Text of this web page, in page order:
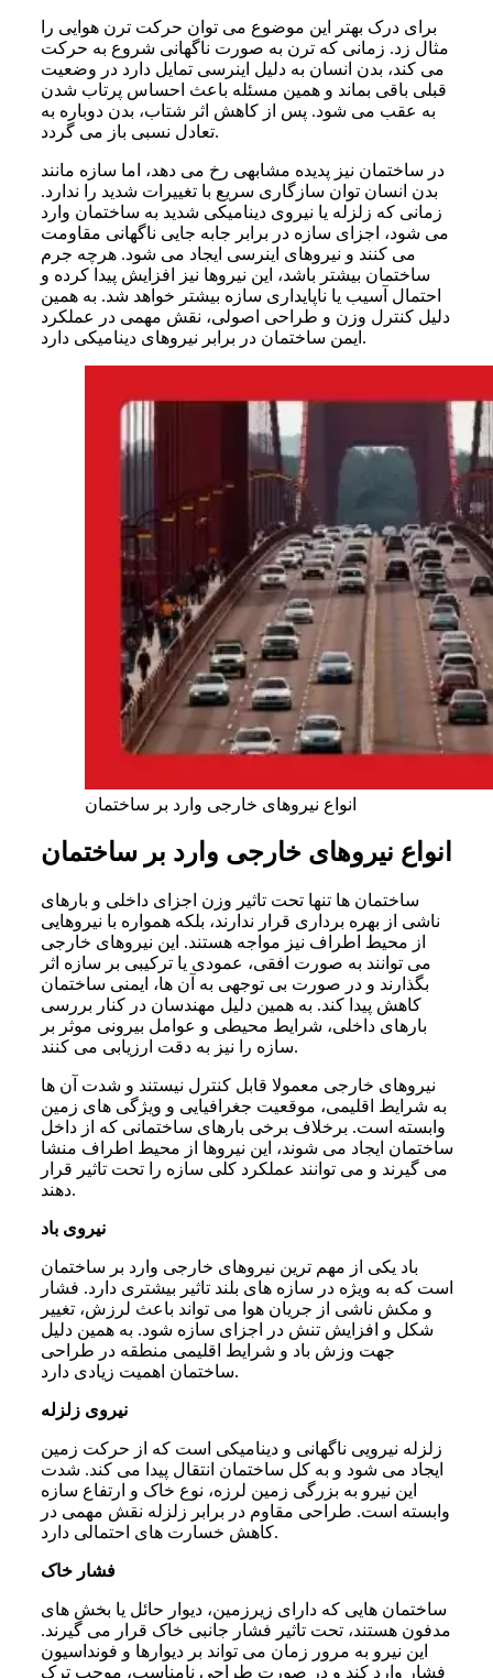
برای درک بهتر این موضوع می توان حرکت ترن هوایی را
مثال زد. زمانی که ترن به صورت ناگهانی شروع به حرکت
می کند، بدن انسان به دلیل اینرسی تمایل دارد در وضعیت
قبلی باقی بماند و همین مسئله باعث احساس پرتاب شدن
به عقب می شود. پس از کاهش اثر شتاب، بدن دوباره به
تعادل نسبی باز می گردد.
در ساختمان نیز پدیده مشابهی رخ می دهد، اما سازه مانند
بدن انسان توان سازگاری سریع با تغییرات شدید را ندارد.
زمانی که زلزله یا نیروی دینامیکی شدید به ساختمان وارد
می شود، اجزای سازه در برابر جابه جایی ناگهانی مقاومت
می کنند و نیروهای اینرسی ایجاد می شود. هرچه جرم
ساختمان بیشتر باشد، این نیروها نیز افزایش پیدا کرده و
احتمال آسیب یا ناپایداری سازه بیشتر خواهد شد. به همین
دلیل کنترل وزن و طراحی اصولی، نقش مهمی در عملکرد
ایمن ساختمان در برابر نیروهای دینامیکی دارد.
انواع نیروهای خارجی وارد بر ساختمان
انواع نیروهای خارجی وارد بر ساختمان
ساختمان ها تنها تحت تاثیر وزن اجزای داخلی و بارهای
ناشی از بهره برداری قرار ندارند، بلکه همواره با نیروهایی
از محیط اطراف نیز مواجه هستند. این نیروهای خارجی
می توانند به صورت افقی، عمودی یا ترکیبی بر سازه اثر
بگذارند و در صورت بی توجهی به آن ها، ایمنی ساختمان
کاهش پیدا کند. به همین دلیل مهندسان در کنار بررسی
بارهای داخلی، شرایط محیطی و عوامل بیرونی موثر بر
سازه را نیز به دقت ارزیابی می کنند.
نیروهای خارجی معمولا قابل کنترل نیستند و شدت آن ها
به شرایط اقلیمی، موقعیت جغرافیایی و ویژگی های زمین
وابسته است. برخلاف برخی بارهای ساختمانی که از داخل
ساختمان ایجاد می شوند، این نیروها از محیط اطراف منشا
می گیرند و می توانند عملکرد کلی سازه را تحت تاثیر قرار
دهند.
نیروی باد
باد یکی از مهم ترین نیروهای خارجی وارد بر ساختمان
است که به ویژه در سازه های بلند تاثیر بیشتری دارد. فشار
و مکش ناشی از جریان هوا می تواند باعث لرزش، تغییر
شکل و افزایش تنش در اجزای سازه شود. به همین دلیل
جهت وزش باد و شرایط اقلیمی منطقه در طراحی
ساختمان اهمیت زیادی دارد.
نیروی زلزله
زلزله نیرویی ناگهانی و دینامیکی است که از حرکت زمین
ایجاد می شود و به کل ساختمان انتقال پیدا می کند. شدت
این نیرو به بزرگی زمین لرزه، نوع خاک و ارتفاع سازه
وابسته است. طراحی مقاوم در برابر زلزله نقش مهمی در
کاهش خسارت های احتمالی دارد.
فشار خاک
ساختمان هایی که دارای زیرزمین، دیوار حائل یا بخش های
مدفون هستند، تحت تاثیر فشار جانبی خاک قرار می گیرند.
این نیرو به مرور زمان می تواند بر دیوارها و فونداسیون
فشار وارد کند و در صورت طراحی نامناسب، موجب ترک